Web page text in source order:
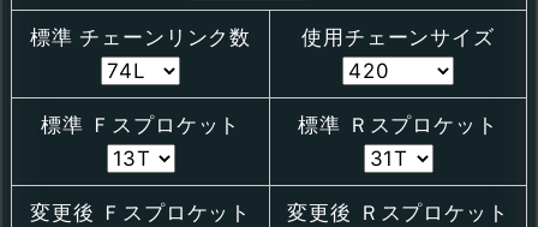
標準 チェーンリンク数 使用チェーンサイズ
標準 Ｆスプロケット 標準 Ｒスプロケット
変更後 Ｆスプロケット 変更後 Ｒスプロケット